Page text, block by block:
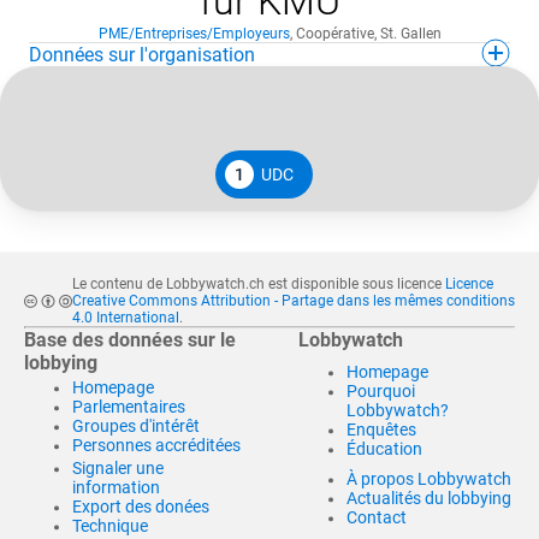
PME/Entreprises/Employeurs, Coopérative, St. Gallen
Données sur l'organisation
1 UDC
Le contenu de Lobbywatch.ch est disponible sous licence Licence
Creative Commons Attribution - Partage dans les mêmes conditions
4.0 International .
Base des données sur le
lobbying
Homepage
Parlementaires
Groupes d'intérêt
Personnes accréditées
Signaler une
information
Export des donées
Technique
Lobbywatch
Homepage
Pourquoi
Lobbywatch?
Enquêtes
Éducation
À propos Lobbywatch
Actualités du lobbying
Contact